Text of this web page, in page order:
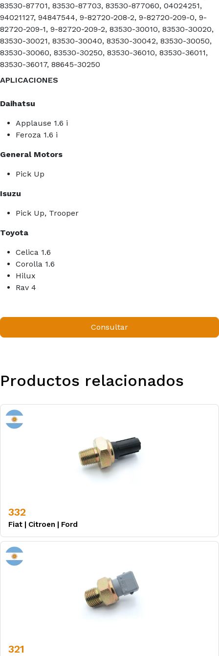
83530-87701, 83530-87703, 83530-877060, 04024251,
94021127, 94847544, 9-82720-208-2, 9-82720-209-0, 9-
82720-209-1, 9-82720-209-2, 83530-30010, 83530-30020,
83530-30021, 83530-30040, 83530-30042, 83530-30050,
83530-30060, 83530-30250, 83530-36010, 83530-36011,
83530-36017, 88645-30250
APLICACIONES
Daihatsu
Applause 1.6 i
Feroza 1.6 i
General Motors
Pick Up
Isuzu
Pick Up, Trooper
Toyota
Celica 1.6
Corolla 1.6
Hilux
Rav 4
Consultar
Productos relacionados
332
Fiat | Citroen | Ford
321